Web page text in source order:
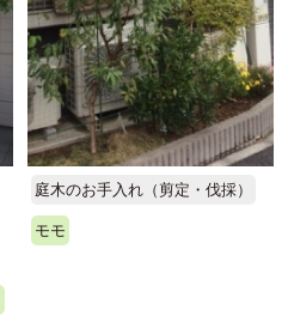
庭木のお手入れ（剪定・伐採）
モモ